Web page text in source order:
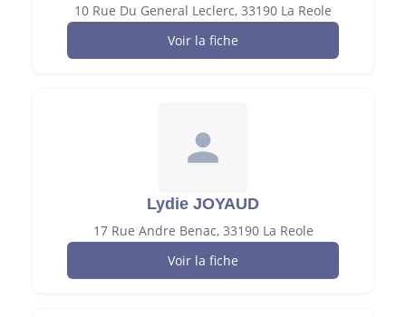
10 Rue Du General Leclerc, 33190 La Reole
Voir la fiche
Lydie JOYAUD
17 Rue Andre Benac, 33190 La Reole
Voir la fiche